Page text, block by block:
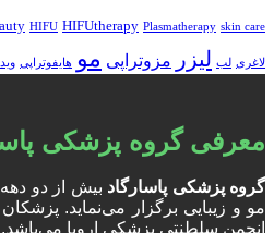
HIFU HIFUtherapy Plasmatherapy skin care
لاغری لب لیزر مزوتراپی مو هایفوتراپی
معرفی گروه پزشکی
گروه پزشکی پاسارگاد بیش از دو
انجمن سلطنتی پزشکی اروپا می‌باشد.